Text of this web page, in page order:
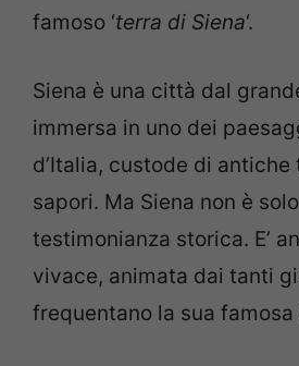
famoso ‘terra di Siena‘.
Siena è una città dal
immersa in uno dei
d’Italia, custode di antiche
sapori. Ma Siena non è
testimonianza storica. E’
vivace, animata dai tanti
frequentano la sua